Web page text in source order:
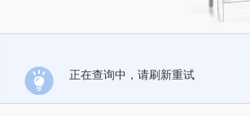
正在查询中，请刷新重试